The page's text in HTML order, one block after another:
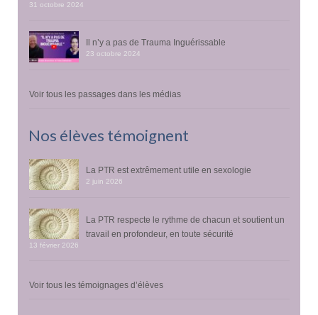
31 octobre 2024
Il n’y a pas de Trauma Inguérissable
23 octobre 2024
Voir tous les passages dans les médias
Nos élèves témoignent
La PTR est extrêmement utile en sexologie
2 juin 2026
La PTR respecte le rythme de chacun et soutient un
travail en profondeur, en toute sécurité
13 février 2026
Voir tous les témoignages d’élèves